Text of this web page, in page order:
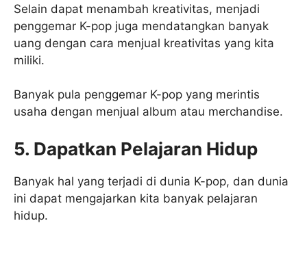
Selain dapat menambah kreativitas, menjadi
penggemar K-pop juga mendatangkan banyak
uang dengan cara menjual kreativitas yang kita
miliki.
Banyak pula penggemar K-pop yang merintis
usaha dengan menjual album atau merchandise.
5. Dapatkan Pelajaran Hidup
Banyak hal yang terjadi di dunia K-pop, dan dunia
ini dapat mengajarkan kita banyak pelajaran
hidup.